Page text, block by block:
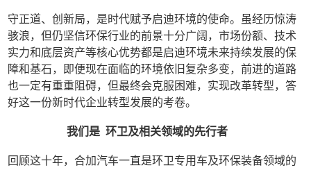
守正道、创新局，是时代赋予启迪环境的使命。虽经历惊涛
骇浪，但仍坚信环保行业的前景十分广阔，市场份额、技术
实力和底层资产等核心优势都是启迪环境未来持续发展的保
障和基石，即便现在面临的环境依旧复杂多变，前进的道路
也一定有重重阻碍，但最终会克服困难，实现改革转型，答
好这一份新时代企业转型发展的考卷。
我们是 环卫及相关领域的先行者
回顾这十年，合加汽车一直是环卫专用车及环保装备领域的